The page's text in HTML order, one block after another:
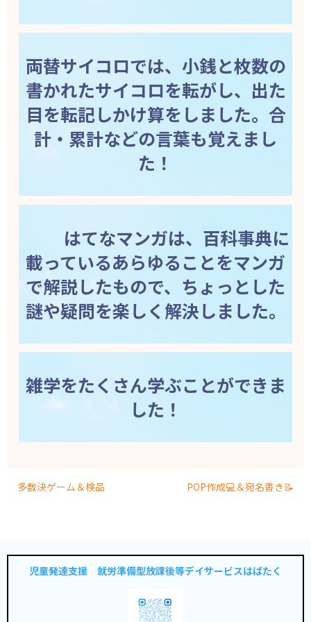
両替サイコロでは、小銭と枚数の
書かれたサイコロを転がし、出た
目を転記しかけ算をしました。合
計・累計などの言葉も覚えまし
た！
はてなマンガは、百科事典に
載っているあらゆることをマンガ
で解説したもので、ちょっとした
謎や疑問を楽しく解決しました。
雑学をたくさん学ぶことができま
した！
多数決ゲーム＆検品 POP作成💻＆宛名書き📝
児童発達支援 就労準備型放課後等デイサービスはばたく